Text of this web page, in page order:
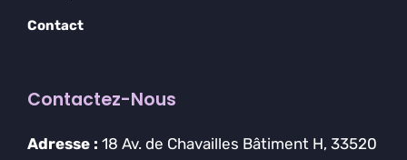
Contact
Contactez-Nous
Adresse : 18 Av. de Chavailles Bâtiment H, 33520